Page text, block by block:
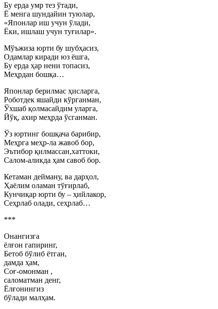
Бу ерда умр тез ўтади,
Ё менга шундайин туюлар,
«Японлар иш учун ўлади,
Ёки, ишлаш учун туғилар».
Мўъжиза юрти бу шубҳасиз,
Одамлар киради юз ёшга,
Бу ерда ҳар нени топасиз,
Меҳрдан бошқа…
Японлар берилмас ҳисларга,
Роботдек яшайди кўрганман,
Ўхшаб қолмасайдим уларга,
Йўқ, ахир меҳрда ўсганман.
Ўз юртинг бошқача барибир,
Меҳрга меҳр-ла жавоб бор,
Эътибор қилмассан,хаттоки,
Салом-аликда ҳам савоб бор.
Кетаман дейману, ва дарҳол,
Ҳаёлим оламан тўғирлаб,
Кунчиқар юрти бу – ҳийлакор,
Сеҳрлаб олади, сеҳрлаб…
***
Онангизга
ёлғон гапиринг,
Бетоб бўлиб ётган,
дамда ҳам,
Соғ-омонман ,
саломатман денг,
Ёлғонингиз
бўлади малҳам.